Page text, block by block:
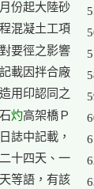
份起大陸砂
混凝土工項
要徑之影響
載因拌合廠
用印認同之
灼高架橋Ｐ
誌中記載，
十四天、一
等語，有該